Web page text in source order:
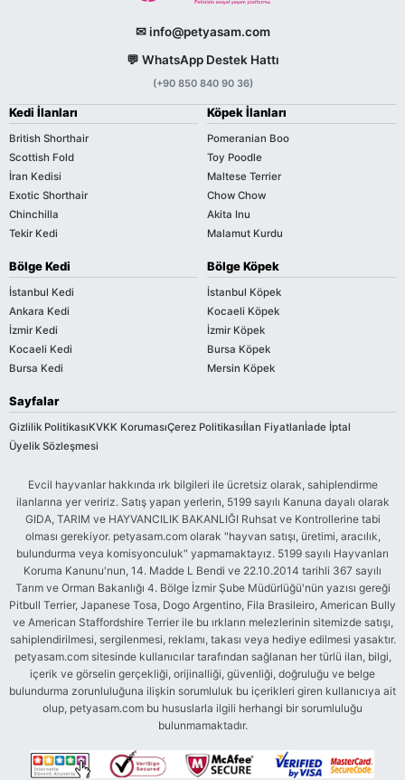
✉ info@petyasam.com
💬 WhatsApp Destek Hattı
(+90 850 840 90 36)
Kedi İlanları
British Shorthair
Scottish Fold
İran Kedisi
Exotic Shorthair
Chinchilla
Tekir Kedi
Köpek İlanları
Pomeranian Boo
Toy Poodle
Maltese Terrier
Chow Chow
Akita Inu
Malamut Kurdu
Bölge Kedi
İstanbul Kedi
Ankara Kedi
İzmir Kedi
Kocaeli Kedi
Bursa Kedi
Bölge Köpek
İstanbul Köpek
Kocaeli Köpek
İzmir Köpek
Bursa Köpek
Mersin Köpek
Sayfalar
Gizlilik PolitikasıKVKK KorumasıÇerez Politikasıİlan Fiyatlarıİade İptal
Üyelik Sözleşmesi
Evcil hayvanlar hakkında ırk bilgileri ile ücretsiz olarak, sahiplendirme
ilanlarına yer veririz. Satış yapan yerlerin, 5199 sayılı Kanuna dayalı olarak
GIDA, TARIM ve HAYVANCILIK BAKANLIĞI Ruhsat ve Kontrollerine tabi
olması gerekiyor. petyasam.com olarak "hayvan satışı, üretimi, aracılık,
bulundurma veya komisyonculuk" yapmamaktayız. 5199 sayılı Hayvanları
Koruma Kanunu'nun, 14. Madde L Bendi ve 22.10.2014 tarihli 367 sayılı
Tarım ve Orman Bakanlığı 4. Bölge İzmir Şube Müdürlüğü'nün yazısı gereği
Pitbull Terrier, Japanese Tosa, Dogo Argentino, Fila Brasileiro, American Bully
ve American Staffordshire Terrier ile bu ırkların melezlerinin sitemizde satışı,
sahiplendirilmesi, sergilenmesi, reklamı, takası veya hediye edilmesi yasaktır.
petyasam.com sitesinde kullanıcılar tarafından sağlanan her türlü ilan, bilgi,
içerik ve görselin gerçekliği, orijinalliği, güvenliği, doğruluğu ve belge
bulundurma zorunluluğuna ilişkin sorumluluk bu içerikleri giren kullanıcıya ait
olup, petyasam.com bu hususlarla ilgili herhangi bir sorumluluğu
bulunmamaktadır.